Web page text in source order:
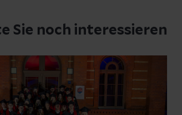
Abschicken
Abbrechen
Sie noch interessieren